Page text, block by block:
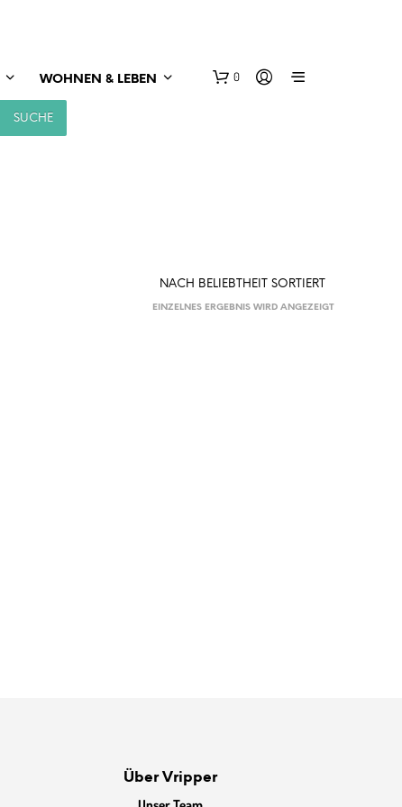
WOHNEN & LEBEN 0
SUCHE
EINZELNES ERGEBNIS WIRD ANGEZEIGT
Über Vripper